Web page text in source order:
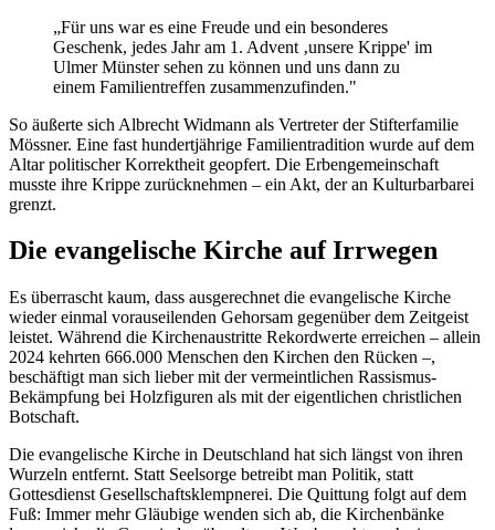
„Für uns war es eine Freude und ein besonderes
Geschenk, jedes Jahr am 1. Advent ‚unsere Krippe' im
Ulmer Münster sehen zu können und uns dann zu
einem Familientreffen zusammenzufinden."
So äußerte sich Albrecht Widmann als Vertreter der Stifterfamilie
Mössner. Eine fast hundertjährige Familientradition wurde auf dem
Altar politischer Korrektheit geopfert. Die Erbengemeinschaft
musste ihre Krippe zurücknehmen – ein Akt, der an Kulturbarbarei
grenzt.
Die evangelische Kirche auf Irrwegen
Es überrascht kaum, dass ausgerechnet die evangelische Kirche
wieder einmal vorauseilenden Gehorsam gegenüber dem Zeitgeist
leistet. Während die Kirchenaustritte Rekordwerte erreichen – allein
2024 kehrten 666.000 Menschen den Kirchen den Rücken –,
beschäftigt man sich lieber mit der vermeintlichen Rassismus-
Bekämpfung bei Holzfiguren als mit der eigentlichen christlichen
Botschaft.
Die evangelische Kirche in Deutschland hat sich längst von ihren
Wurzeln entfernt. Statt Seelsorge betreibt man Politik, statt
Gottesdienst Gesellschaftsklempnerei. Die Quittung folgt auf dem
Fuß: Immer mehr Gläubige wenden sich ab, die Kirchenbänke